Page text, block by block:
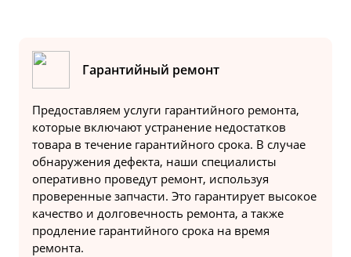
Гарантийный ремонт
Предоставляем услуги гарантийного ремонта,
которые включают устранение недостатков
товара в течение гарантийного срока. В случае
обнаружения дефекта, наши специалисты
оперативно проведут ремонт, используя
проверенные запчасти. Это гарантирует высокое
качество и долговечность ремонта, а также
продление гарантийного срока на время
ремонта.